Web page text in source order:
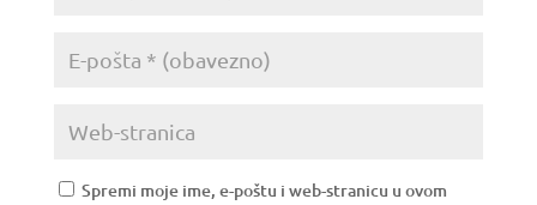
Spremi moje ime, e-poštu i web-stranicu u ovom